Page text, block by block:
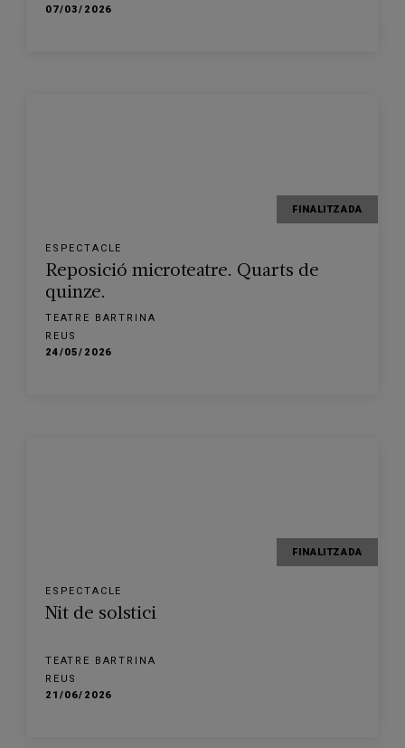
07/03/2026
FINALITZADA
ESPECTACLE
Reposició microteatre. Quarts de
quinze.
TEATRE BARTRINA
REUS
24/05/2026
FINALITZADA
ESPECTACLE
Nit de solstici
TEATRE BARTRINA
REUS
21/06/2026